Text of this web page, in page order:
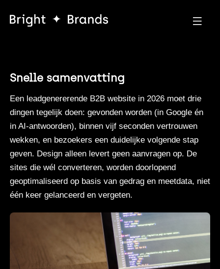
Snelle samenvatting
Een leadgenererende B2B website in 2026 moet drie
dingen tegelijk doen: gevonden worden (in Google én
in AI-antwoorden), binnen vijf seconden vertrouwen
wekken, en bezoekers een duidelijke volgende stap
geven. Design alleen levert geen aanvragen op. De
sites die wél converteren, worden doorlopend
geoptimaliseerd op basis van gedrag en meetdata, niet
één keer gelanceerd en vergeten.